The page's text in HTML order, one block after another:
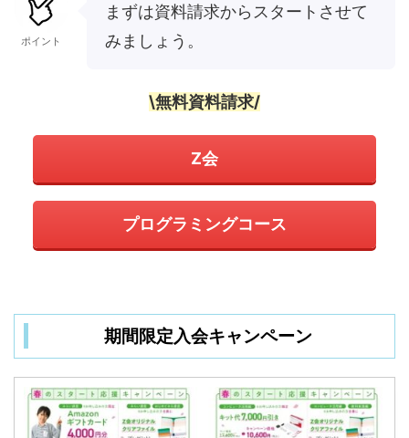
ポイント
まずは資料請求からスタートさせて
みましょう。
\無料資料請求/
Z会
プログラミングコース
期間限定入会キャンペーン